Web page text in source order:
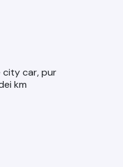
city car, pur
km